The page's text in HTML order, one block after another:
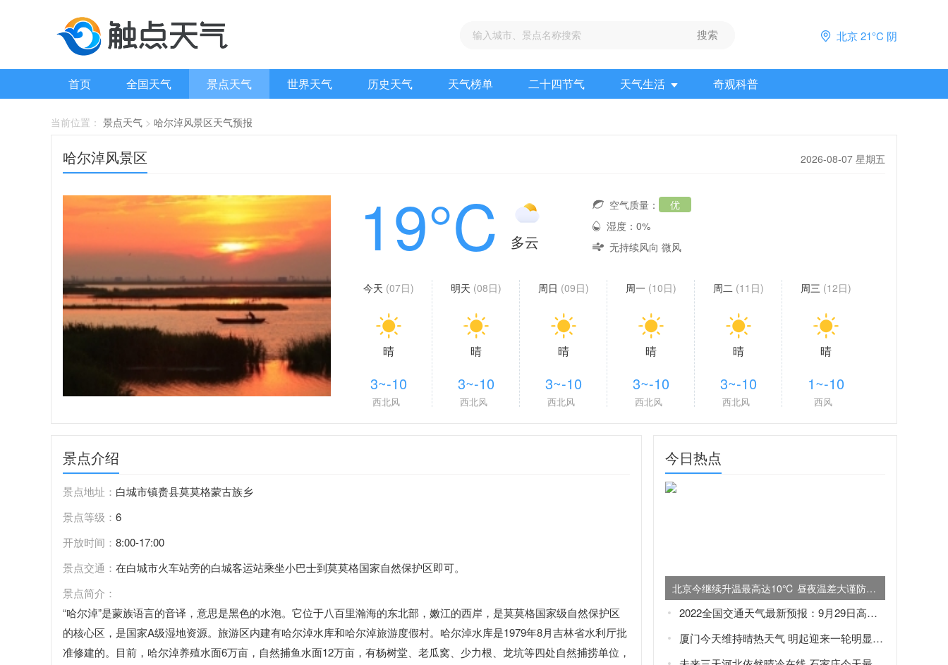
北京 21°C 阴
首页 全国天气 景点天气 世界天气 历史天气 天气榜单 二十四节气 天气生活 奇观科普
当前位置： 景点天气 > 哈尔淖风景区天气预报
哈尔淖风景区 2026-08-07 星期五
19°C 多云
空气质量：
优
湿度：0%
无持续风向 微风
今天 (07日) 明天 (08日) 周日 (09日) 周一 (10日) 周二 (11日) 周三 (12日)
晴 晴 晴 晴 晴 晴
3~-10 3~-10 3~-10 3~-10 3~-10 1~-10
西北风 西北风 西北风 西北风 西北风 西风
景点介绍
景点地址： 白城市镇赉县莫莫格蒙古族乡
景点等级： 6
开放时间： 8:00-17:00
景点交通： 在白城市火车站旁的白城客运站乘坐小巴士到莫莫格国家自然保护区即可。
景点简介：
“哈尔淖”是蒙族语言的音译，意思是黑色的水泡。它位于八百里瀚海的东北部，嫩江的西岸，是莫莫格国家级自然保护区
的核心区，是国家A级湿地资源。旅游区内建有哈尔淖水库和哈尔淖旅游度假村。哈尔淖水库是1979年8月吉林省水利厅批
准修建的。目前，哈尔淖养殖水面6万亩，自然捕鱼水面12万亩，有杨树堂、老瓜窝、少力根、龙坑等四处自然捕捞单位，
今日热点
北京今继续升温最高达10℃ 昼夜温差大谨防感冒
2022全国交通天气最新预报：9月29日高速路况最新实时查询
厦门今天维持晴热天气 明起迎来一轮明显降水天气